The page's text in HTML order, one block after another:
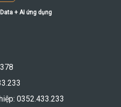
+ AI ứng dụng
0352.433.233